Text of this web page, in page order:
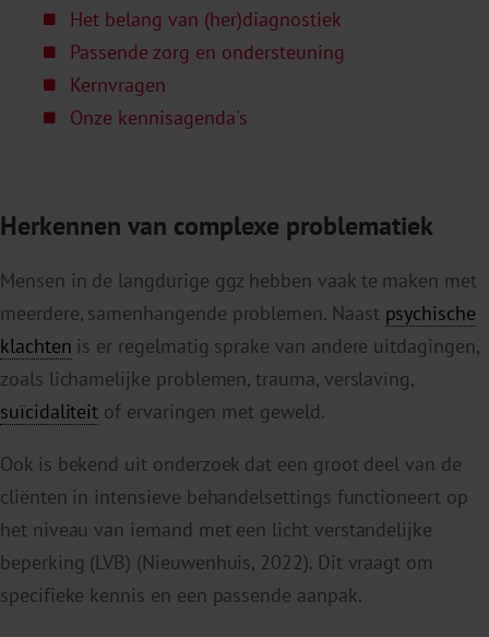
Het belang van (her)diagnostiek
Passende zorg en ondersteuning
Kernvragen
Onze kennisagenda's
Herkennen van complexe problematiek
Mensen in de langdurige ggz hebben vaak te maken met
meerdere, samenhangende problemen. Naast psychische
klachten is er regelmatig sprake van andere uitdagingen,
zoals lichamelijke problemen, trauma, verslaving,
suïcidaliteit of ervaringen met geweld.
Ook is bekend uit onderzoek dat een groot deel van de
cliënten in intensieve behandelsettings functioneert op
het niveau van iemand met een licht verstandelijke
beperking (LVB) (Nieuwenhuis, 2022). Dit vraagt om
specifieke kennis en een passende aanpak.